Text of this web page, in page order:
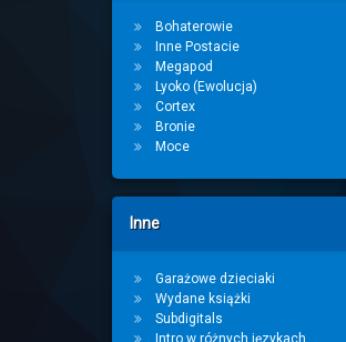
Bohaterowie
Inne Postacie
Megapod
Lyoko (Ewolucja)
Cortex
Bronie
Moce
Inne
Garażowe dzieciaki
Wydane książki
Subdigitals
Intro w różnych językach